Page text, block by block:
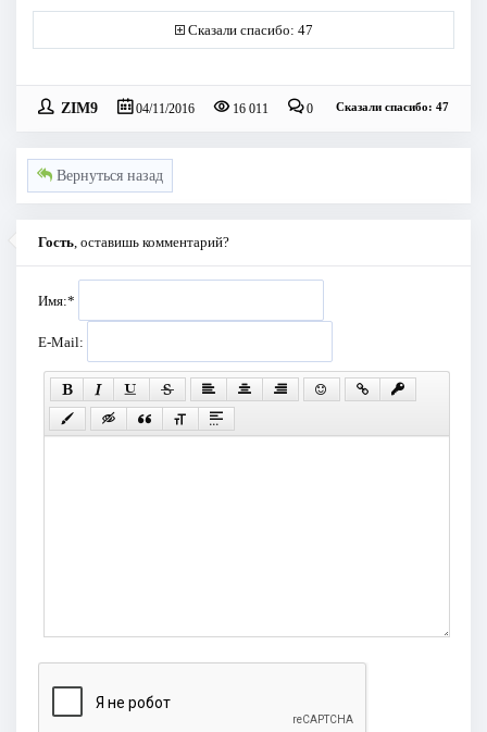
Сказали спасибо: 47
ZIM9 04/11/2016 16 011 0 Сказали спасибо: 47
Вернуться назад
Гость , оставишь комментарий?
Имя:*
E-Mail: